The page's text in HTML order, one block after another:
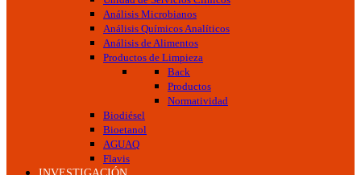
Análisis Microbianos
Análisis Químicos Analíticos
Análisis de Alimentos
Productos de Limpieza
Back
Productos
Normatividad
Biodiésel
Bioetanol
AGUAQ
Flavis